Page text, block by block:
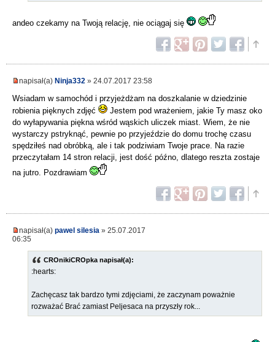
andeo czekamy na Twoją relację, nie ociągaj się
napisał(a) Ninja332 » 24.07.2017 23:58
Wsiadam w samochód i przyjeżdżam na doszkalanie w dziedzinie
robienia pięknych zdjęć
Jestem pod wrażeniem, jakie Ty masz oko
do wyłapywania piękna wśród wąskich uliczek miast. Wiem, że nie
wystarczy pstryknąć, pewnie po przyjeździe do domu trochę czasu
spędziłeś nad obróbką, ale i tak podziwiam Twoje prace. Na razie
przeczytałam 14 stron relacji, jest dość późno, dlatego reszta zostaje
na jutro. Pozdrawiam
napisał(a) pawel silesia » 25.07.2017
06:35
CROnikiCROpka napisał(a):
:hearts:
Zachęcasz tak bardzo tymi zdjęciami, że zaczynam poważnie
rozważać Brać zamiast Peljesaca na przyszły rok...